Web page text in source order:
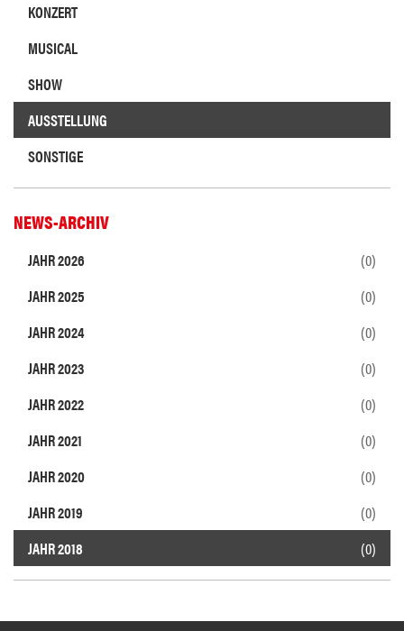
KONZERT
MUSICAL
SHOW
AUSSTELLUNG
SONSTIGE
NEWS-ARCHIV
JAHR 2026
(0)
JAHR 2025
(0)
JAHR 2024
(0)
JAHR 2023
(0)
JAHR 2022
(0)
JAHR 2021
(0)
JAHR 2020
(0)
JAHR 2019
(0)
JAHR 2018
(0)